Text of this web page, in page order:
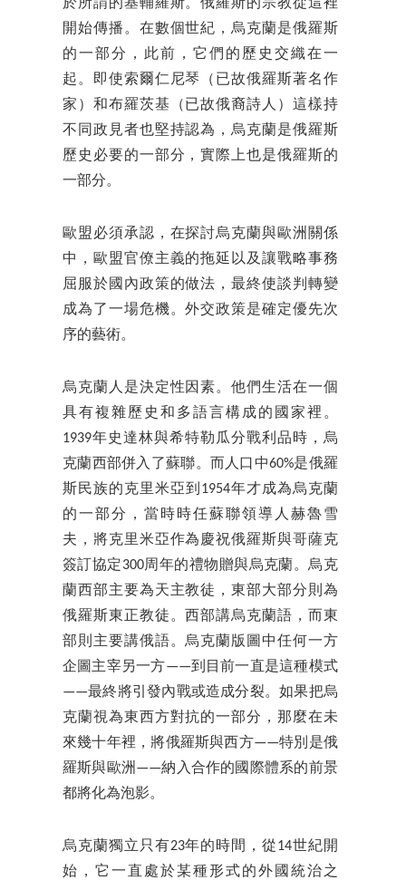
於所謂的基輔羅斯。俄羅斯的宗教從這裡
開始傳播。在數個世紀，烏克蘭是俄羅斯
的一部分，此前，它們的歷史交織在一
起。即使索爾仁尼琴（已故俄羅斯著名作
家）和布羅茨基（已故俄裔詩人）這樣持
不同政見者也堅持認為，烏克蘭是俄羅斯
歷史必要的一部分，實際上也是俄羅斯的
一部分。
歐盟必須承認，在探討烏克蘭與歐洲關係
中，歐盟官僚主義的拖延以及讓戰略事務
屈服於國內政策的做法，最終使談判轉變
成為了一場危機。外交政策是確定優先次
序的藝術。
烏克蘭人是決定性因素。他們生活在一個
具有複雜歷史和多語言構成的國家裡。
1939年史達林與希特勒瓜分戰利品時，烏
克蘭西部併入了蘇聯。而人口中60%是俄羅
斯民族的克里米亞到1954年才成為烏克蘭
的一部分，當時時任蘇聯領導人赫魯雪
夫，將克里米亞作為慶祝俄羅斯與哥薩克
簽訂協定300周年的禮物贈與烏克蘭。烏克
蘭西部主要為天主教徒，東部大部分則為
俄羅斯東正教徒。西部講烏克蘭語，而東
部則主要講俄語。烏克蘭版圖中任何一方
企圖主宰另一方——到目前一直是這種模式
——最終將引發內戰或造成分裂。如果把烏
克蘭視為東西方對抗的一部分，那麼在未
來幾十年裡，將俄羅斯與西方——特別是俄
羅斯與歐洲——納入合作的國際體系的前景
都將化為泡影。
烏克蘭獨立只有23年的時間，從14世紀開
始，它一直處於某種形式的外國統治之